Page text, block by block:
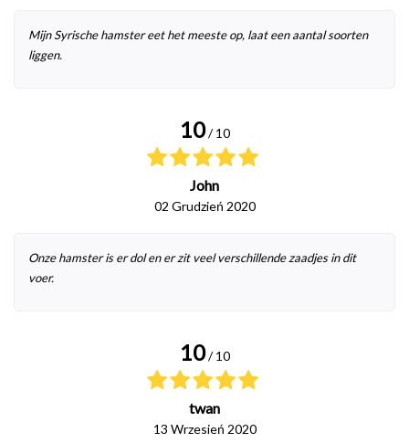
Mijn Syrische hamster eet het meeste op, laat een aantal soorten
liggen.
10 / 10
John
02 Grudzień 2020
Onze hamster is er dol en er zit veel verschillende zaadjes in dit
voer.
10 / 10
twan
13 Wrzesień 2020